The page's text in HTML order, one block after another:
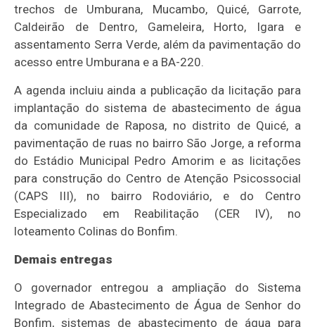
trechos de Umburana, Mucambo, Quicé, Garrote,
Caldeirão de Dentro, Gameleira, Horto, Igara e
assentamento Serra Verde, além da pavimentação do
acesso entre Umburana e a BA-220.
A agenda incluiu ainda a publicação da licitação para
implantação do sistema de abastecimento de água
da comunidade de Raposa, no distrito de Quicé, a
pavimentação de ruas no bairro São Jorge, a reforma
do Estádio Municipal Pedro Amorim e as licitações
para construção do Centro de Atenção Psicossocial
(CAPS III), no bairro Rodoviário, e do Centro
Especializado em Reabilitação (CER IV), no
loteamento Colinas do Bonfim.
Demais entregas
O governador entregou a ampliação do Sistema
Integrado de Abastecimento de Água de Senhor do
Bonfim, sistemas de abastecimento de água para